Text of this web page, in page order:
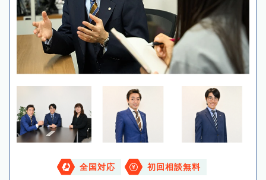
全国対応 初回相談無料